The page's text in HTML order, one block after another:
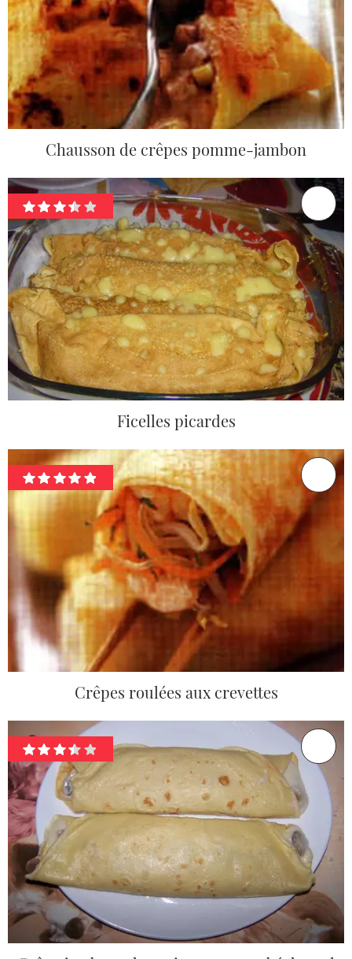
Chausson de crêpes pomme-jambon
Ficelles picardes
Crêpes roulées aux crevettes